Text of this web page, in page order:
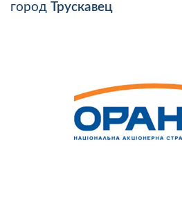
город Трускавец